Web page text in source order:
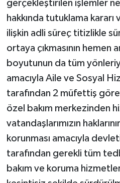
gerçekleştirilen işlemler
hakkında tutuklama
ilişkin adli süreç titizlikle
ortaya çıkmasının hemen
boyutunun da tüm
amacıyla Aile ve Sosyal
tarafından 2 müfettiş
özel bakım merkezinden
vatandaşlarımızın
korunması amacıyla
tarafından gerekli tüm
bakım ve koruma